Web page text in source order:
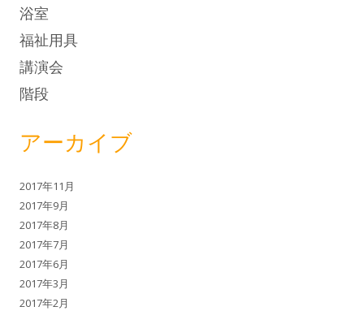
浴室
福祉用具
講演会
階段
アーカイブ
2017年11月
2017年9月
2017年8月
2017年7月
2017年6月
2017年3月
2017年2月